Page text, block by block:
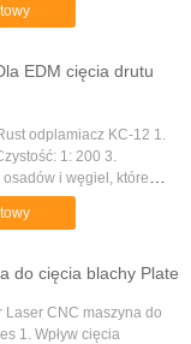
...
EDM cięcia drutu
odplamiacz KC-12 1.
1: 200 3.
i węgiel, które
i detali, usuwania
w...
do cięcia blachy Plate
CNC maszyna do
1. Wpływ cięcia